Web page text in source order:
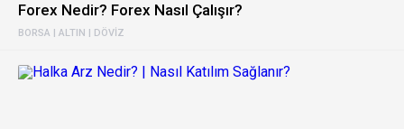
BORSA | ALTIN | DÖVIZ
Forex Nedir? Forex Nasıl Çalışır?